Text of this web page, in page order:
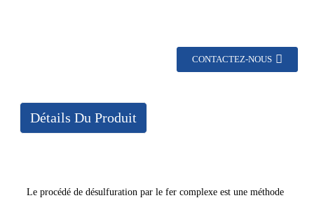
CONTACTEZ-NOUS
Détails Du Produit
Le procédé de désulfuration par le fer complexe est une méthode